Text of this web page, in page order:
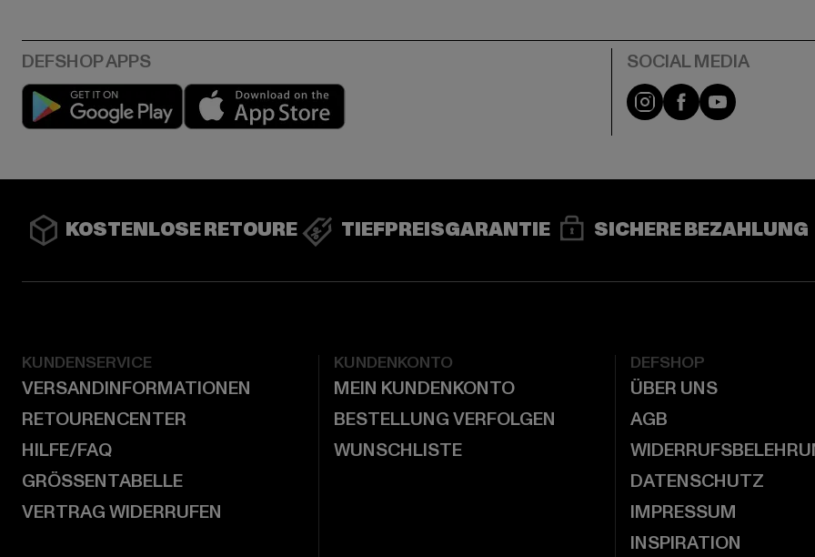
Play market Instagram
FacebookYouTube
KOSTENLOSE RETOURE TIEFPREISGARANTIE SICHERE BEZAHLUNG
KUNDENSERVICE
VERSANDINFORMATIONEN
RETOURENCENTER
HILFE/FAQ
GRÖSSENTABELLE
VERTRAG WIDERRUFEN
KUNDENKONTO
MEIN KUNDENKONTO
BESTELLUNG VERFOLGEN
WUNSCHLISTE
DEFSHOP
ÜBER UNS
AGB
DATENSCHUTZ
IMPRESSUM
INSPIRATION